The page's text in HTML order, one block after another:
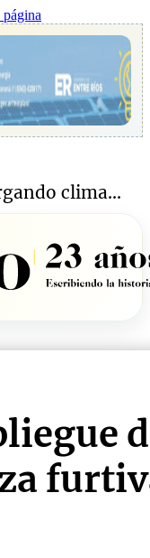
página
clima...